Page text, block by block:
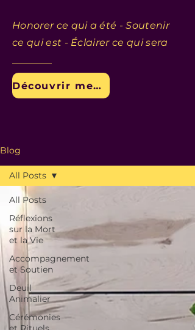
Honorer ce qui a été - Soutenir
ce qui est - Éclairer ce qui sera
Découvrir mes services
Blog
All Posts
Réflexions
sur la Mort
et la Vie
Accompagnement
et Soutien
Deuil
Animalier
Cérémonies
All Posts